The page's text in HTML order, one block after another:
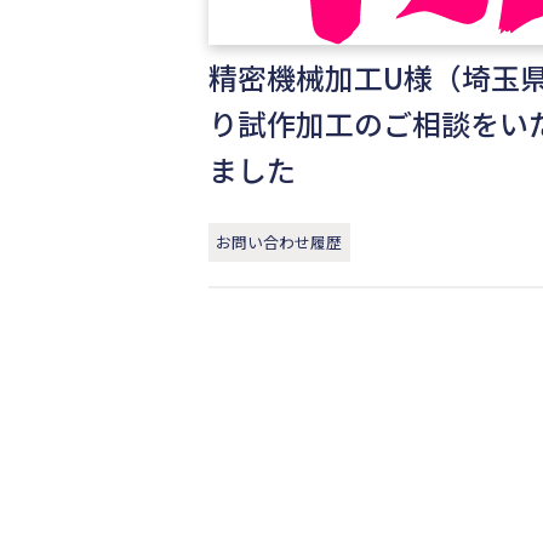
精密機械加工U様（埼玉
り試作加工のご相談をい
ました
お問い合わせ履歴